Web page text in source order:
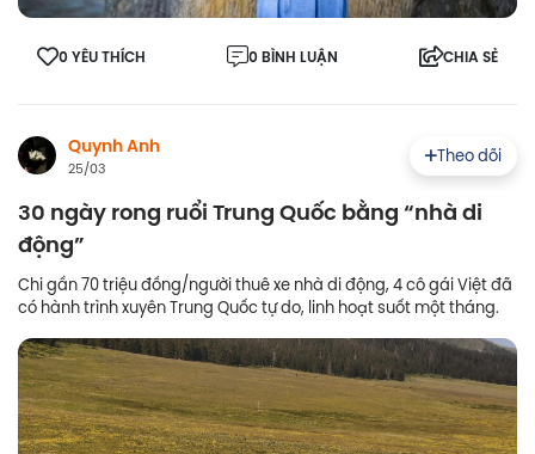
0 YÊU THÍCH 0 BÌNH LUẬN CHIA SẺ
Quynh Anh
25/03
Theo dõi
30 ngày rong ruổi Trung Quốc bằng “nhà di
động”
Chi gần 70 triệu đồng/người thuê xe nhà di động, 4 cô gái Việt đã
có hành trình xuyên Trung Quốc tự do, linh hoạt suốt một tháng.